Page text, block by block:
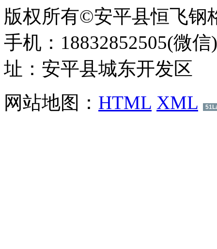
版权所有©安平县恒飞钢
手机：18832852505(微
址：安平县城东开发区
网站地图： HTML XML